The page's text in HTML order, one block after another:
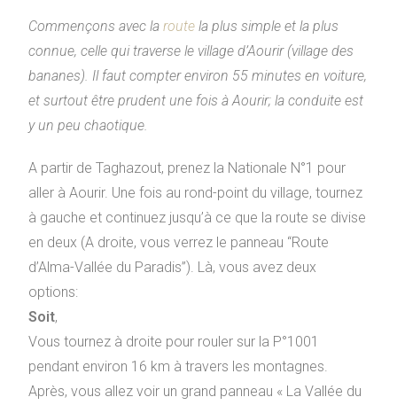
Commençons avec laroute la plus simple et la plus
connue, celle qui traverse le village d’Aourir (village des
bananes). Il faut compter environ 55 minutes en voiture,
et surtout être prudent une fois à Aourir; la conduite est
y un peu chaotique.
A partir de Taghazout, prenez la Nationale N°1 pour
aller à Aourir. Une fois au rond-point du village, tournez
à gauche et continuez jusqu’à ce que la route se divise
en deux (A droite, vous verrez le panneau “Route
d’Alma-Vallée du Paradis”). Là, vous avez deux
options:
Soit,
Vous tournez à droite pour rouler sur la P°1001
pendant environ 16 km à travers les montagnes.
Après, vous allez voir un grand panneau « La Vallée du